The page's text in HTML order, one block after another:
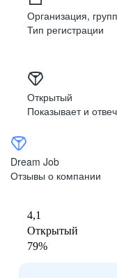
Организация,
Тип регистрации
Открытый
Показывает и
Dream Job
Отзывы о компании
4,1
Открытый
79%